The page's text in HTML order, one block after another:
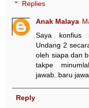
Replies
Anak Malaya
Saya konfius
Undang 2
oleh siapa dan
takpe
jawab..baru
Reply